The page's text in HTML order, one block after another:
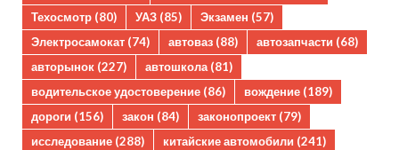
Техосмотр (80) УАЗ (85) Экзамен (57)
Электросамокат (74) автоваз (88) автозапчасти (68)
авторынок (227) автошкола (81)
водительское удостоверение (86) вождение (189)
дороги (156) закон (84) законопроект (79)
исследование (288) китайские автомобили (241)